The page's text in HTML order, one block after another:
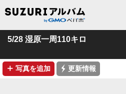
5/28 湿原一周110キロ
➕ 写真を追加 ⚡ 更新情報